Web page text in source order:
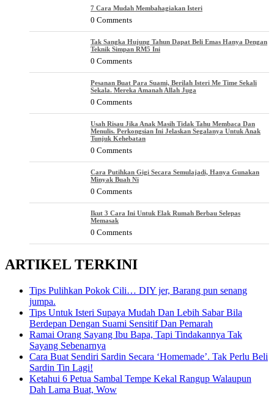
7 Cara Mudah Membahagiakan Isteri
0 Comments
Tak Sangka Hujung Tahun Dapat Beli Emas Hanya Dengan
Teknik Simpan RM5 Ini
0 Comments
Pesanan Buat Para Suami, Berilah Isteri Me Time Sekali
Sekala. Mereka Amanah Allah Juga
0 Comments
Usah Risau Jika Anak Masih Tidak Tahu Membaca Dan
Menulis. Perkongsian Ini Jelaskan Segalanya Untuk Anak
Tunjuk Kehebatan
0 Comments
Cara Putihkan Gigi Secara Semulajadi, Hanya Gunakan
Minyak Buah Ni
0 Comments
Ikut 3 Cara Ini Untuk Elak Rumah Berbau Selepas
Memasak
0 Comments
ARTIKEL TERKINI
Tips Pulihkan Pokok Cili… DIY jer, Barang pun senang
jumpa.
Tips Untuk Isteri Supaya Mudah Dan Lebih Sabar Bila
Berdepan Dengan Suami Sensitif Dan Pemarah
Ramai Orang Sayang Ibu Bapa, Tapi Tindakannya Tak
Sayang Sebenarnya
Cara Buat Sendiri Sardin Secara ‘Homemade’. Tak Perlu Beli
Sardin Tin Lagi!
Ketahui 6 Petua Sambal Tempe Kekal Rangup Walaupun
Dah Lama Buat, Wow